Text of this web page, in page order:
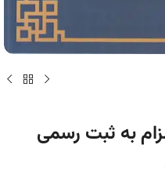
به ثبت رسمی